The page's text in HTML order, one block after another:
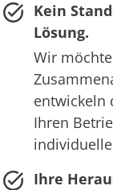
Kein
Lösung.
Wir
entwickeln
Ihren
Ihre